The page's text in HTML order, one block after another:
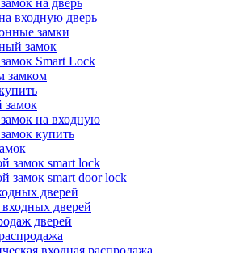
входную дверь
замки
замок
Smart Lock
замком
замок
на входную
купить
замок smart lock
замок smart door lock
дверей
дверей
дверей
входная распродажа